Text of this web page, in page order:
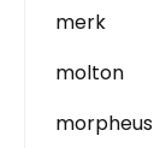
merk
molton
morpheus